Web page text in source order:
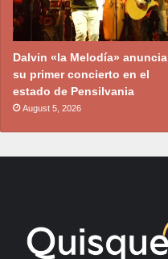
Dalvin «la Melodía» anuncia
su primer concierto en el
estado de Pensilvania
August 5, 2026